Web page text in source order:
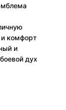
и комфорт
и
дух